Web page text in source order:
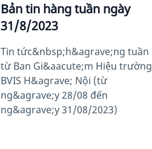
Bản tin hàng tuần ngày
31/8/2023
Tin tức&nbsp;h&agrave;ng tuần
từ Ban Gi&aacute;m Hiệu trường
BVIS H&agrave; Nội (từ
ng&agrave;y 28/08 đến
ng&agrave;y 31/08/2023)